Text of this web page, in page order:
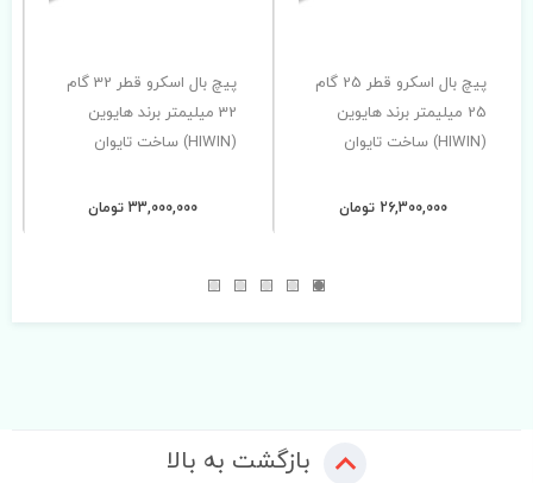
پیچ بال اسکرو قطر 25 گام
25 میلیمتر برند هایوین
(HIWIN) ساخت تایوان
26,300,000 تومان
پیچ بال اسکرو قطر 32 گام
32 میلیمتر برند هایوین
(HIWIN) ساخت تایوان
33,000,000 تومان
بازگشت به بالا